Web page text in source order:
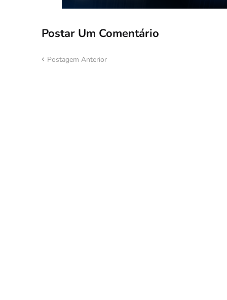
Postar Um Comentário
Postagem Anterior